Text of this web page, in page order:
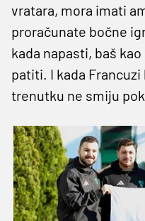
vratara, mora imati
proračunate bočne
kada napasti, baš
patiti. I kada
trenutku ne smiju